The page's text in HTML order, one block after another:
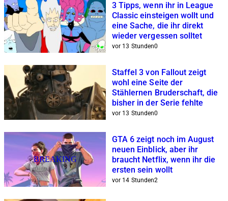
3 Tipps, wenn ihr in League
Classic einsteigen wollt und
eine Sache, die ihr direkt
wieder vergessen solltet
vor 13 Stunden0
Staffel 3 von Fallout zeigt
wohl eine Seite der
Stählernen Bruderschaft, die
bisher in der Serie fehlte
vor 13 Stunden0
BREAKING
GTA 6 zeigt noch im August
neuen Einblick, aber ihr
braucht Netflix, wenn ihr die
ersten sein wollt
vor 14 Stunden2